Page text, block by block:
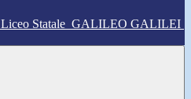
Liceo Statale GALILEO GALILEI